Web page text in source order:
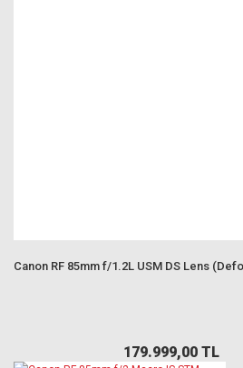
Canon RF 85mm f/1.2L USM DS Lens
179.999,00 TL